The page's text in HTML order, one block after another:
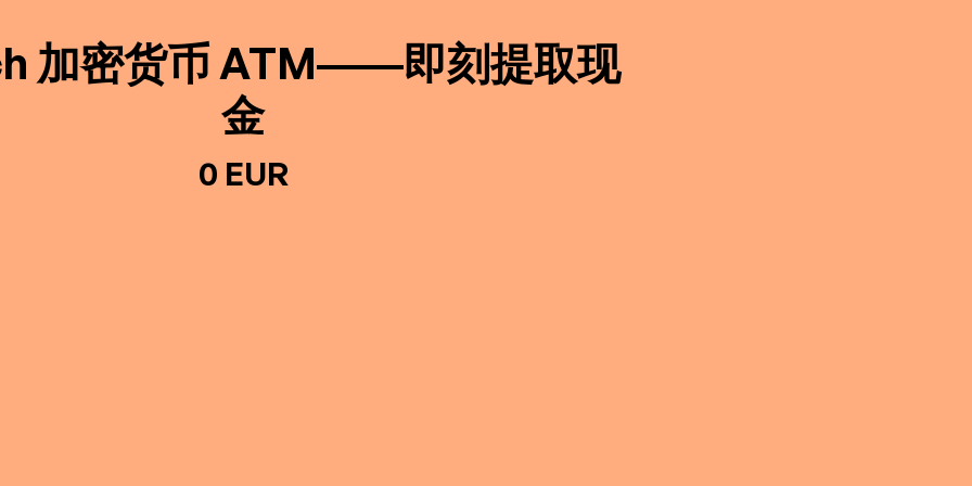
加密货币 ATM——即刻提取现
金
0 EUR